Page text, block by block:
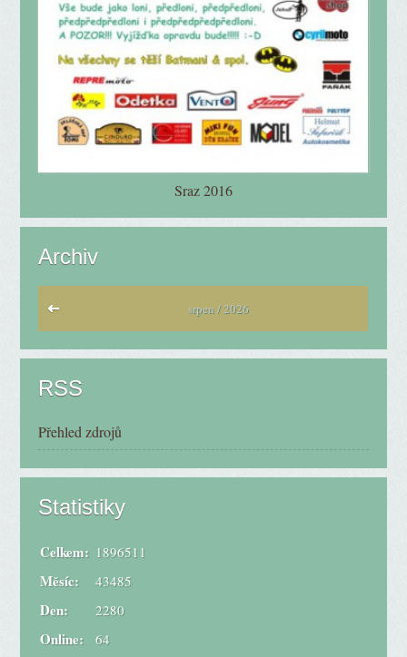
Sraz 2016
Archiv
srpen / 2026
RSS
Přehled zdrojů
Statistiky
Online: 64
Celkem: 1896511
Měsíc: 43485
Den: 2280